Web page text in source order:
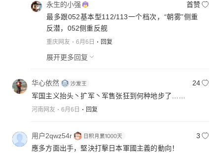
永生的小强
首赞
最多跟052基本型112/113一个档次，“朝雾”侧重
反潜，052侧重反舰
重庆网友 6月6日 回复
展开更多回复
华心依然
24
军国主义抬头丶扩军丶军售张狂到何种地步了……
河南网友 6月6日 回复
用户2qwz54r
3
應多方面出手，堅決打擊日本軍國主義的動向！